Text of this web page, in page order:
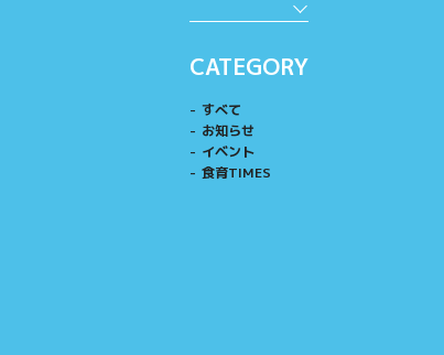
CATEGORY
すべて
お知らせ
イベント
食育TIMES